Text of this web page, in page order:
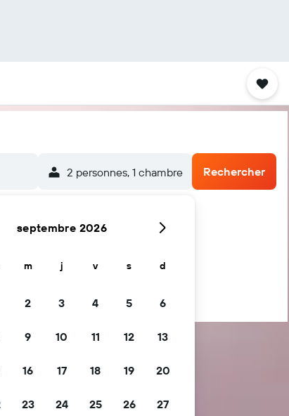
2 personnes, 1 chambre Rechercher
septembre 2026
m j v s d
2 3 4 5 6
9 10 11 12 13
16 17 18 19 20
23 24 25 26 27